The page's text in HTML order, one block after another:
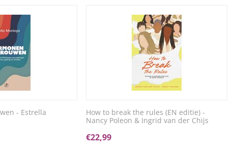
- Estrella
How to break the rules (EN editie) -
Nancy Poleon & Ingrid van der Chijs
€22,99